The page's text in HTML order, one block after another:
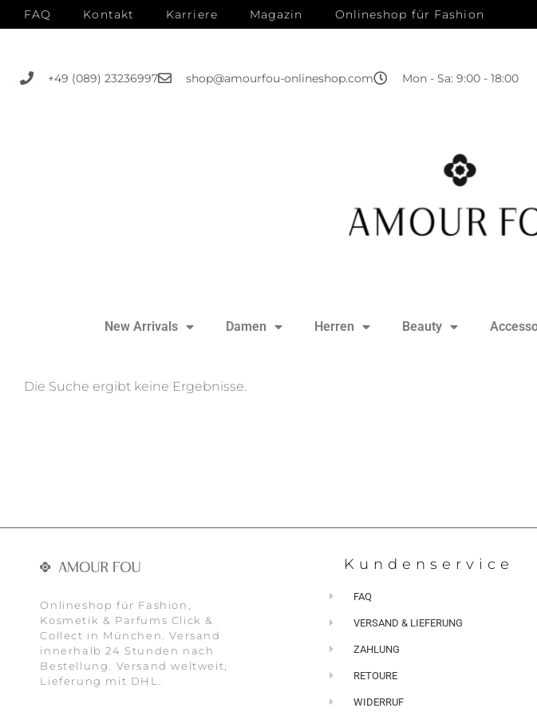
FAQ Kontakt Karriere Magazin Onlineshop für Fashion
+49 (089) 23236997 shop@amourfou-onlineshop.com Mon - Sa: 9:00 - 18:00
New Arrivals Damen Herren Beauty
Die Suche ergibt keine Ergebnisse.
Onlineshop für Fashion,
Kosmetik & Parfums Click &
Collect in München. Versand
innerhalb 24 Stunden nach
Bestellung. Versand weltweit,
Lieferung mit DHL.
Kundenservice
FAQ
VERSAND & LIEFERUNG
ZAHLUNG
RETOURE
WIDERRUF